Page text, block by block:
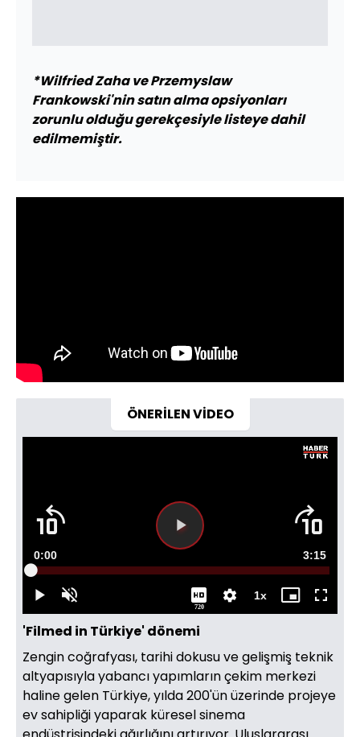
*Wilfried Zaha ve Przemyslaw
Frankowski'nin satın alma opsiyonları
zorunlu olduğu gerekçesiyle listeye dahil
edilmemiştir.
ÖNERİLEN VİDEO
Videoyu
Oynat
OynatSesi
Aç
Süre
0:00 Toplam
Süre
3:15
720
Yüklendi:
1xOynatma
Hızı
Mini
oynatıcı
Tam
Ekran
'Filmed in Türkiye' dönemi
Zengin coğrafyası, tarihi dokusu ve gelişmiş teknik
altyapısıyla yabancı yapımların çekim merkezi
haline gelen Türkiye, yılda 200'ün üzerinde projeye
ev sahipliği yaparak küresel sinema